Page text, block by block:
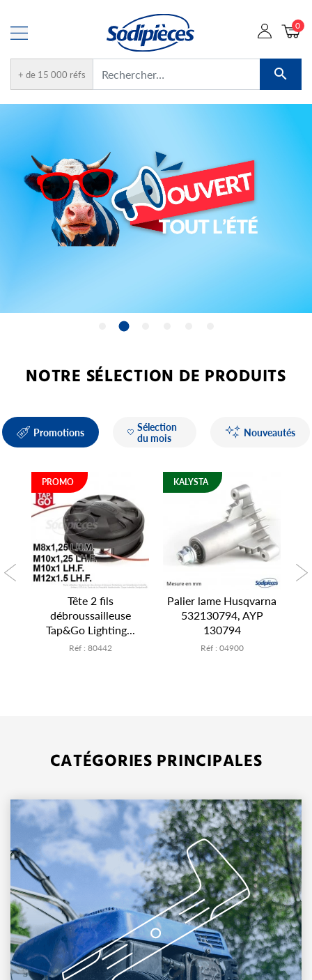
+ de 15 000 réfs 
0
1 2 3 5 6
NOTRE SÉLECTION DE PRODUITS
Promotions
Tête 2 fils
débroussailleuse
Tap&Go Lighting...
Réf : 80442
Palier lame Husqvarna
532130794, AYP
130794
Réf : 04900
CATÉGORIES PRINCIPALES